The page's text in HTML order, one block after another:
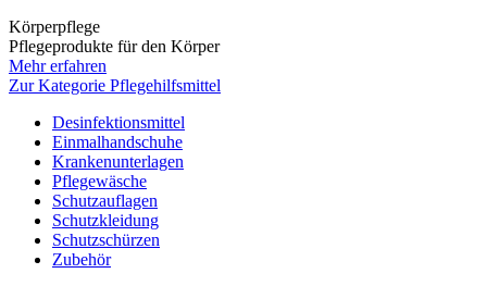
Körperpflege
Pflegeprodukte für den Körper
Mehr erfahren
Zur Kategorie Pflegehilfsmittel
Desinfektionsmittel
Einmalhandschuhe
Krankenunterlagen
Pflegewäsche
Schutzauflagen
Schutzkleidung
Schutzschürzen
Zubehör